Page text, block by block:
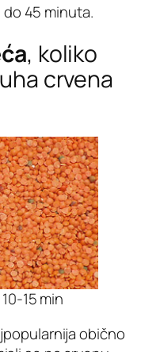
45 minuta.
, koliko
crvena
15 min
obično